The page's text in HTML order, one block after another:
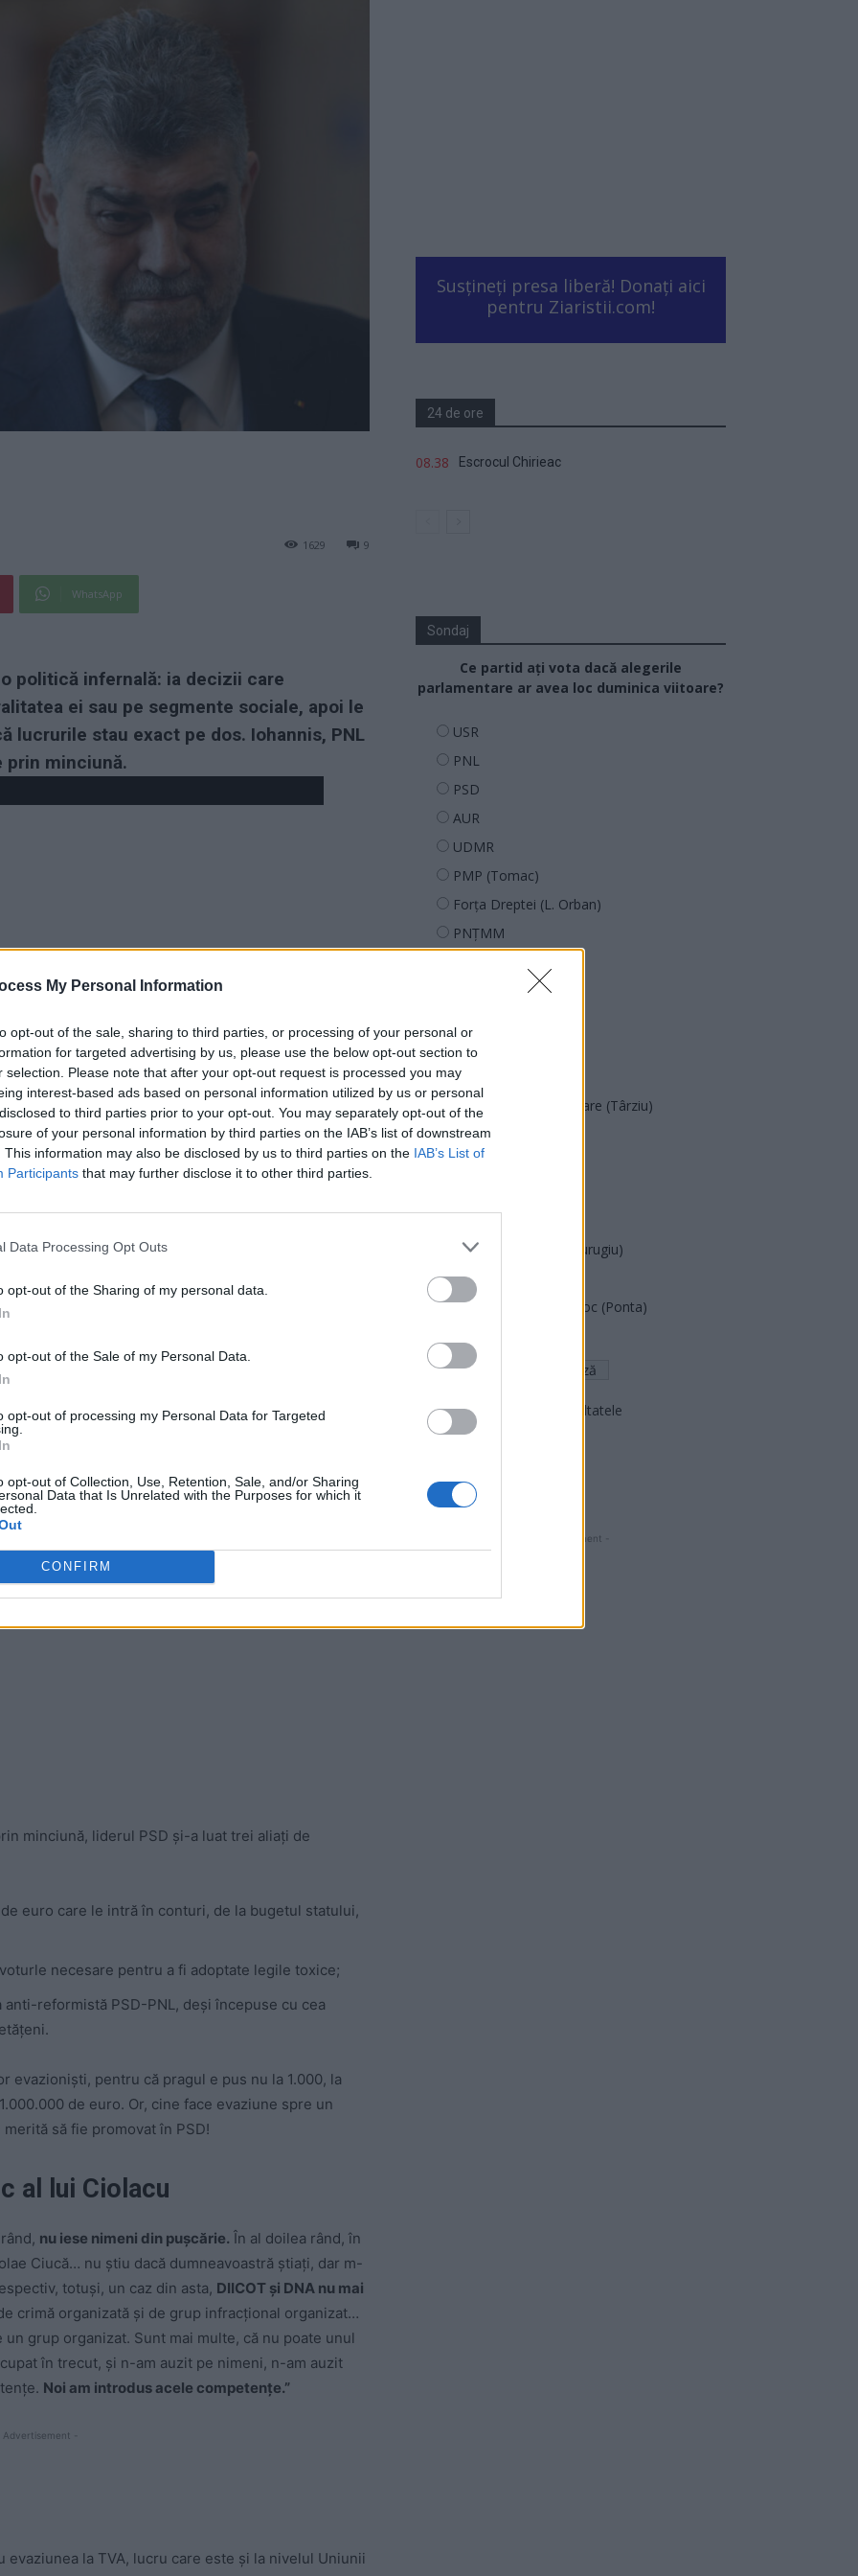
My Personal Information
opt-out of the sale, sharing to third parties, or processing of your personal or
for targeted advertising by us, please use the below opt-out section to
selection. Please note that after your opt-out request is processed you may
interest-based ads based on personal information utilized by us or personal
to third parties prior to your opt-out. You may separately opt-out of the
of your personal information by third parties on the IAB’s list of downstream
This information may also be disclosed by us to third parties on the IAB’s List of
Participants that may further disclose it to other third parties.
Data Processing Opt Outs
opt-out of the Sharing of my personal data.
opt-out of the Sale of my Personal Data.
opt-out of processing my Personal Data for Targeted
opt-out of Collection, Use, Retention, Sale, and/or Sharing
Data that Is Unrelated with the Purposes for which it
CONFIRM
9
1629
WhatsApp
politică infernală: ia decizii care
ei sau pe segmente sociale, apoi le
lucrurile stau exact pe dos. Iohannis, PNL
prin minciună.
Marcel Ciolacu (PSD) șiNicolae Ciucă (PNL),îi
plătesc statului suma furată, plus un bonus
infractori scapă fără dosare penale și, pe
Ei vor da înapoi doar prada cu care au fost prinși,
13” – adică mană cerească – pentru evazioniști.
protejându-i pe evazioniști!
Parlamentului, sunt de un cinism greu de imaginat.
exact pe dos decât scrie în lege! Așadar, a
să-și salveze evazioniștii de pușcărie, dar și să
PSD își propune – și, în mare măsură, și
celei existente.
- Advertisement -
minciună, liderul PSD și-a luat trei aliați de
euro care le intră în conturi, de la bugetul statului,
necesare pentru a fi adoptate legile toxice;
anti-reformistă PSD-PNL, deși începuse cu cea
evazioniști, pentru că pragul e pus nu la 1.000, la
de euro. Or, cine face evaziune spre un
să fie promovat în PSD!
al lui Ciolacu
nu iese nimeni din puşcărie. În al doilea rând, în
Ciucă… nu ştiu dacă dumneavoastră ştiaţi, dar m-
totuşi, un caz din asta, DIICOT şi DNA nu mai
crimă organizată şi de grup infracţional organizat…
grup organizat. Sunt mai multe, că nu poate unul
în trecut, şi n-am auzit pe nimeni, n-am auzit
Noi am introdus acele competenţe.”
Advertisement -
evaziunea la TVA, lucru care este şi la nivelul Uniunii
Susțineți presa liberă! Donați aici
pentru Ziaristii.com!
24 de ore
08.38 Escrocul Chirieac
Sondaj
Ce partid ați vota dacă alegerile
parlamentare ar avea loc duminica viitoare?
USR
PNL
PSD
AUR
UDMR
PMP (Tomac)
Forța Dreptei (L. Orban)
PNȚMM
POT (Gavrilă)
PACE (Peia)
Acțiunea Conservatoare (Târziu)
PDF (Lazarus)
PUSL (D. Voiculescu)
Partidul Patrioților (Surugiu)
FAR (Coarnă)
România pe Primul Loc (Ponta)
Arată rezultatele
- Advertisment -